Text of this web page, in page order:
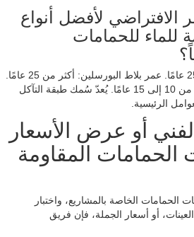
الافتراضي لأفضل أنواع
للماء للحمامات
عمر بلاط SPC: من 15 إلى 25 عامًا. عمر بلاط البورسلين: أكثر من 25 عامًا.
عمر بلاط LVT المقاوم للماء: من 10 إلى 15 عامًا. يُعدّ سُمك طبقة التآكل
الرئيسية.
أو عرض الأسعار
الحمامات المقاومة
الخاصة بالمشاريع، واختبار
أو أسعار الجملة، فإن فريق